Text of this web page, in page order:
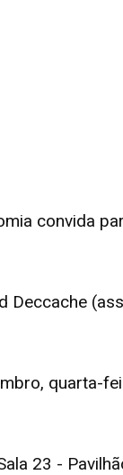
convida
Deccache
quarta-
23 -